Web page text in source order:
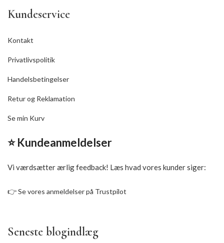
Kundeservice
Kontakt
Privatlivspolitik
Handelsbetingelser
Retur og Reklamation
Se min Kurv
⭐ Kundeanmeldelser
Vi værdsætter ærlig feedback! Læs hvad vores kunder siger:
👉Se vores anmeldelser på Trustpilot
Seneste blogindlæg